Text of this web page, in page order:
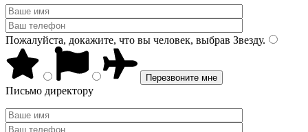
Пожалуйста, докажите, что вы человек, выбрав Звезду.
Письмо директору